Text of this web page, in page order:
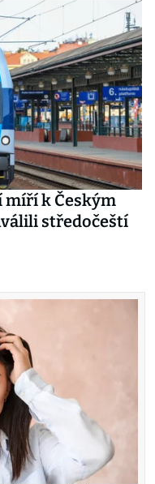
míří k Českým
středočeští